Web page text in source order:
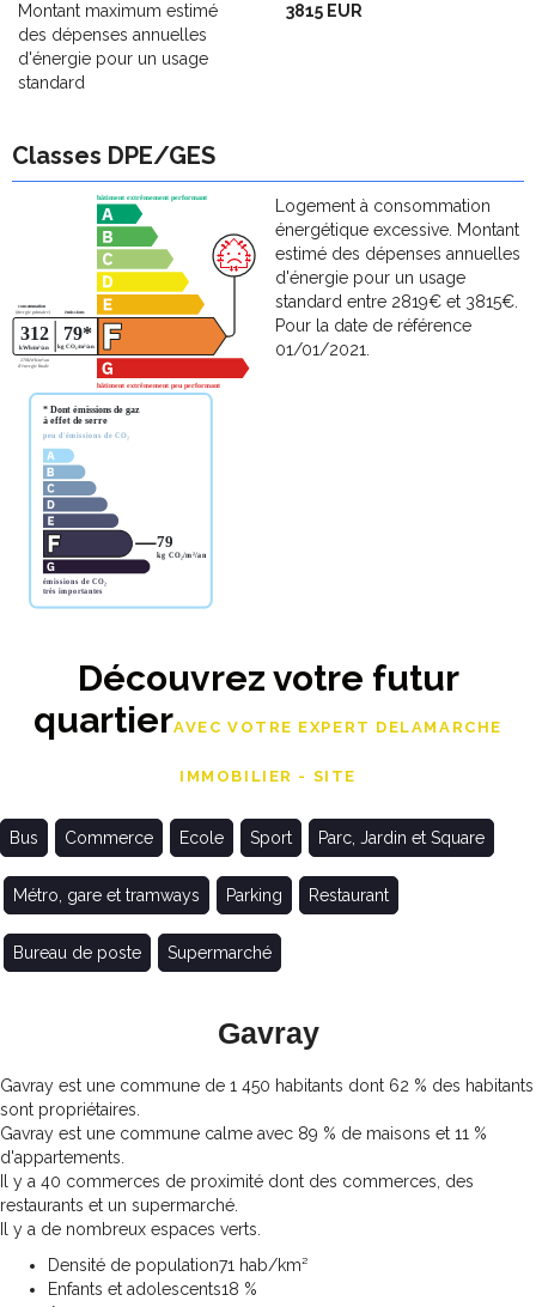
Montant maximum estimé
des dépenses annuelles
d'énergie pour un usage
standard
3815 EUR
Classes DPE/GES
Logement à consommation
énergétique excessive. Montant
estimé des dépenses annuelles
d'énergie pour un usage
standard entre 2819€ et 3815€.
Pour la date de référence
01/01/2021.
Découvrez votre futur
quartierAVEC VOTRE EXPERT DELAMARCHE
IMMOBILIER - SITE
Bus Commerce Ecole Sport Parc, Jardin et Square
Métro, gare et tramways Parking Restaurant
Bureau de poste Supermarché
Gavray
Gavray est une commune de 1 450 habitants dont 62 % des habitants
sont propriétaires.
Gavray est une commune calme avec 89 % de maisons et 11 %
d'appartements.
Il y a 40 commerces de proximité dont des commerces, des
restaurants et un supermarché.
Il y a de nombreux espaces verts.
Densité de population71 hab/km²
Enfants et adolescents18 %